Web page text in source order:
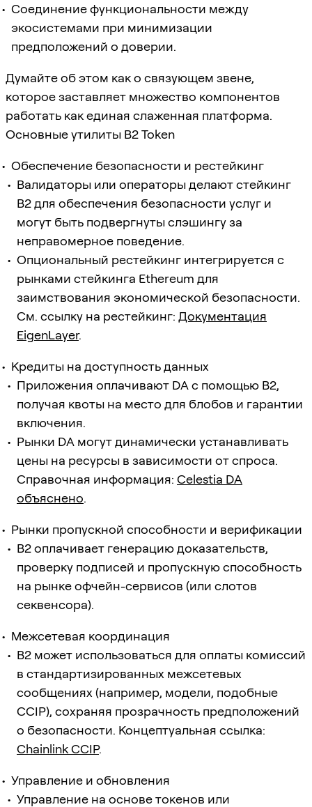
Соединение функциональности между
экосистемами при минимизации
предположений о доверии.
Думайте об этом как о связующем звене,
которое заставляет множество компонентов
работать как единая слаженная платформа.
Основные утилиты B2 Token
Обеспечение безопасности и рестейкинг
Валидаторы или операторы делают стейкинг
B2 для обеспечения безопасности услуг и
могут быть подвергнуты слэшингу за
неправомерное поведение.
Опциональный рестейкинг интегрируется с
рынками стейкинга Ethereum для
заимствования экономической безопасности.
См. ссылку на рестейкинг: Документация
EigenLayer.
Кредиты на доступность данных
Приложения оплачивают DA с помощью B2,
получая квоты на место для блобов и гарантии
включения.
Рынки DA могут динамически устанавливать
цены на ресурсы в зависимости от спроса.
Справочная информация: Celestia DA
объяснено.
Рынки пропускной способности и верификации
B2 оплачивает генерацию доказательств,
проверку подписей и пропускную способность
на рынке офчейн-сервисов (или слотов
секвенсора).
Межсетевая координация
B2 может использоваться для оплаты комиссий
в стандартизированных межсетевых
сообщениях (например, модели, подобные
CCIP), сохраняя прозрачность предположений
о безопасности. Концептуальная ссылка:
Chainlink CCIP.
Управление и обновления
Управление на основе токенов или